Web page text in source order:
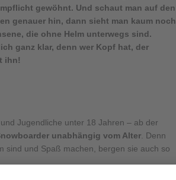
gewöhnt. Und schaut man auf den
genauer hin, dann sieht man kaum noch
die ohne Helm unterwegs sind.
ganz klar, denn wer Kopf hat, der
ihn!
Jugendliche unter 18 Jahren – ab der
unabhängig vom Alter . Denn
sind und Spaß machen, bergen sie auch so